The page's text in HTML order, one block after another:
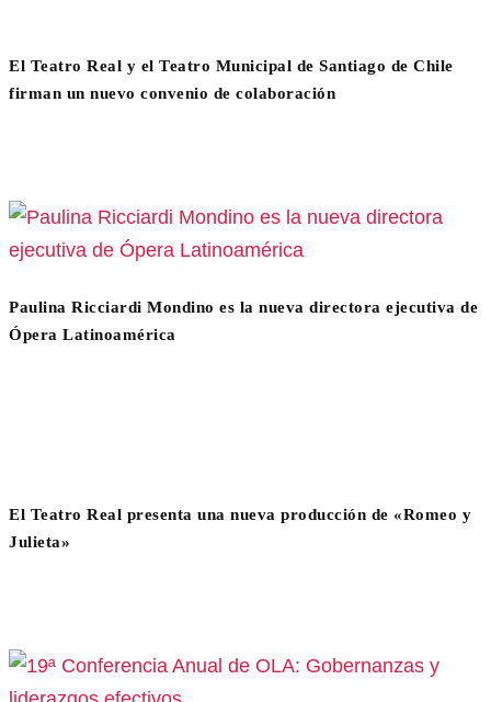
El Teatro Real y el Teatro Municipal de Santiago de Chile
firman un nuevo convenio de colaboración
Paulina Ricciardi Mondino es la nueva directora ejecutiva de
Ópera Latinoamérica
El Teatro Real presenta una nueva producción de «Romeo y
Julieta»